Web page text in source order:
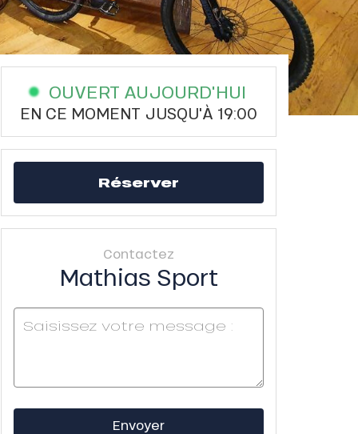
OUVERT AUJOURD'HUI
EN CE MOMENT JUSQU'À 19:00
Réserver
Contactez
Mathias Sport
Envoyer